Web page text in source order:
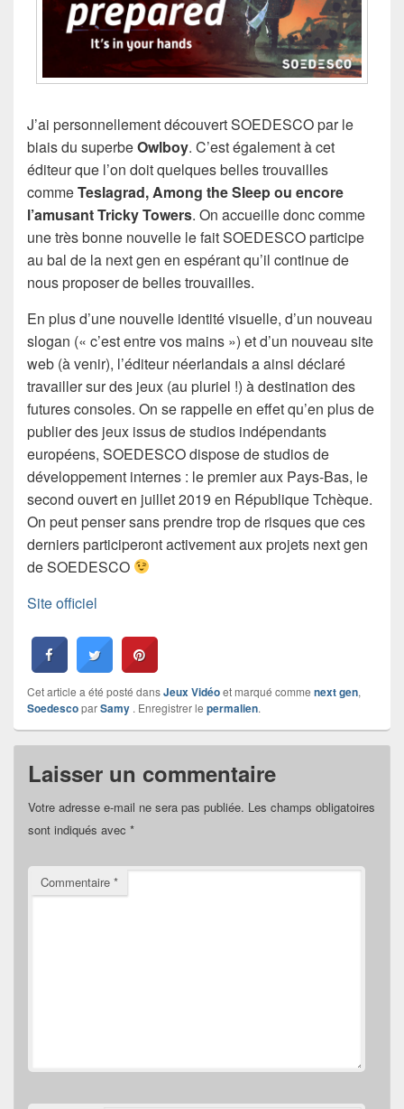
J’ai personnellement découvert SOEDESCO par le
biais du superbeOwlboy. C’est également à cet
éditeur que l’on doit quelques belles trouvailles
commeTeslagrad, Among the Sleep ou encore
l’amusant Tricky Towers. On accueille donc comme
une très bonne nouvelle le fait SOEDESCO participe
au bal de la next gen en espérant qu’il continue de
nous proposer de belles trouvailles.
En plus d’une nouvelle identité visuelle, d’un nouveau
slogan (« c’est entre vos mains ») et d’un nouveau site
web (à venir), l’éditeur néerlandais a ainsi déclaré
travailler sur des jeux (au pluriel !) à destination des
futures consoles. On se rappelle en effet qu’en plus de
publier des jeux issus de studios indépendants
européens, SOEDESCO dispose de studios de
développement internes : le premier aux Pays-Bas, le
second ouvert en juillet 2019 en République Tchèque.
On peut penser sans prendre trop de risques que ces
derniers participeront activement aux projets next gen
de SOEDESCO
Site officiel
Cet article a été posté dansJeux Vidéoet marqué comme next gen,
SoedescoparSamy . Enregistrer le permalien.
Laisser un commentaire
Votre adresse e-mail ne sera pas publiée. Les champs obligatoires
sont indiqués avec *
Commentaire *